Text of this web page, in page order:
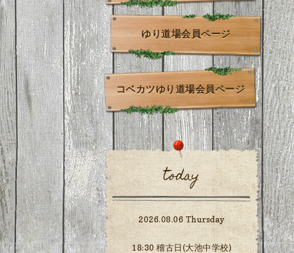
ゆり道場会員ページ
コベカツゆり道場会員ページ
today
2026.08.06 Thursday
18:30 稽古日(大池中学校)